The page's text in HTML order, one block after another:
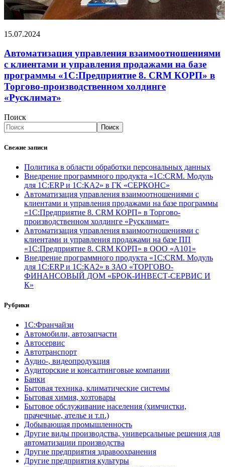
15.07.2024
Автоматизация управления взаимоотношениями
с клиентами и управления продажами на базе
программы «1С:Предприятие 8. CRM КОРП» в
Торгово-производственном холдинге
«Русклимат»
Поиск
Поиск
Свежие записи
Политика в области обработки персональных данных
Внедрение программного продукта «1С:CRM. Модуль
для 1С:ERP и 1С:КА2» в ГК «СЕРКОНС»
Автоматизация управления взаимоотношениями с
клиентами и управления продажами на базе программы
«1С:Предприятие 8. CRM КОРП» в Торгово-
производственном холдинге «Русклимат»
Автоматизация управления взаимоотношениями с
клиентами и управления продажами на базе ПП
«1С:Предприятие 8. CRM КОРП» в ООО «А101»
Внедрение программного продукта «1С:CRM. Модуль
для 1С:ERP и 1С:КА2» в ЗАО «ТОРГОВО-
ФИНАНСОВЫЙ ДОМ «БРОК-ИНВЕСТ-СЕРВИС И
К»
Рубрики
1С:Франчайзи
Автомобили, автозапчасти
Автосервис
Автотранспорт
Аудио-, видеопродукция
Аудиторские и консалтинговые компании
Банки
Бытовая техника, климатические системы
Бытовая химия, хозтовары
Бытовое обслуживание населения (химчистки,
прачечные, ателье и т.п.)
Добывающая промышленность
Другие виды производства, универсальные решения для
автоматизации производства
Другие предприятия здравоохранения
Другие предприятия культуры